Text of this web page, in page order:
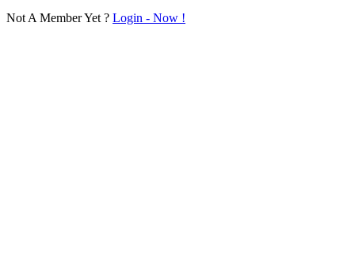
Not A Member Yet ? Login - Now !